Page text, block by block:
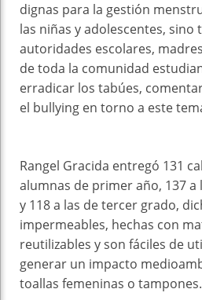
dignas para la gestión
las niñas y adolescentes, sino
autoridades escolares,
de toda la comunidad
erradicar los tabúes,
el bullying en torno a este
Rangel Gracida entregó 131
alumnas de primer año, 137 a
y 118 a las de tercer grado,
impermeables, hechas con
reutilizables y son fáciles de
generar un impacto
toallas femeninas o tampones.